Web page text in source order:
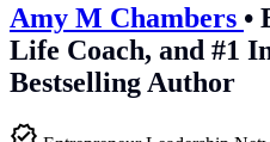
Amy M Chambers •
Life Coach, and #1
Bestselling Author